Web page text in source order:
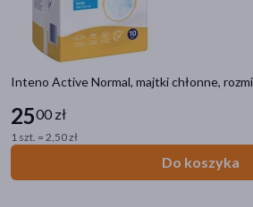
Inteno Active Normal, majtki chłonne,
2500 zł
1 szt. = 2,50 zł
Do koszyka